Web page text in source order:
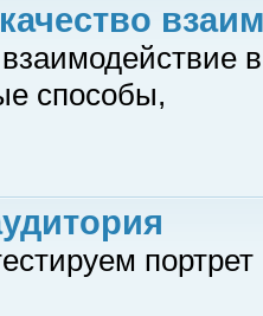
способы,